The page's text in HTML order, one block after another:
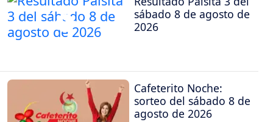
sábado 8 de agosto de
2026
Cafeterito Noche:
sorteo del sábado 8 de
agosto de 2026